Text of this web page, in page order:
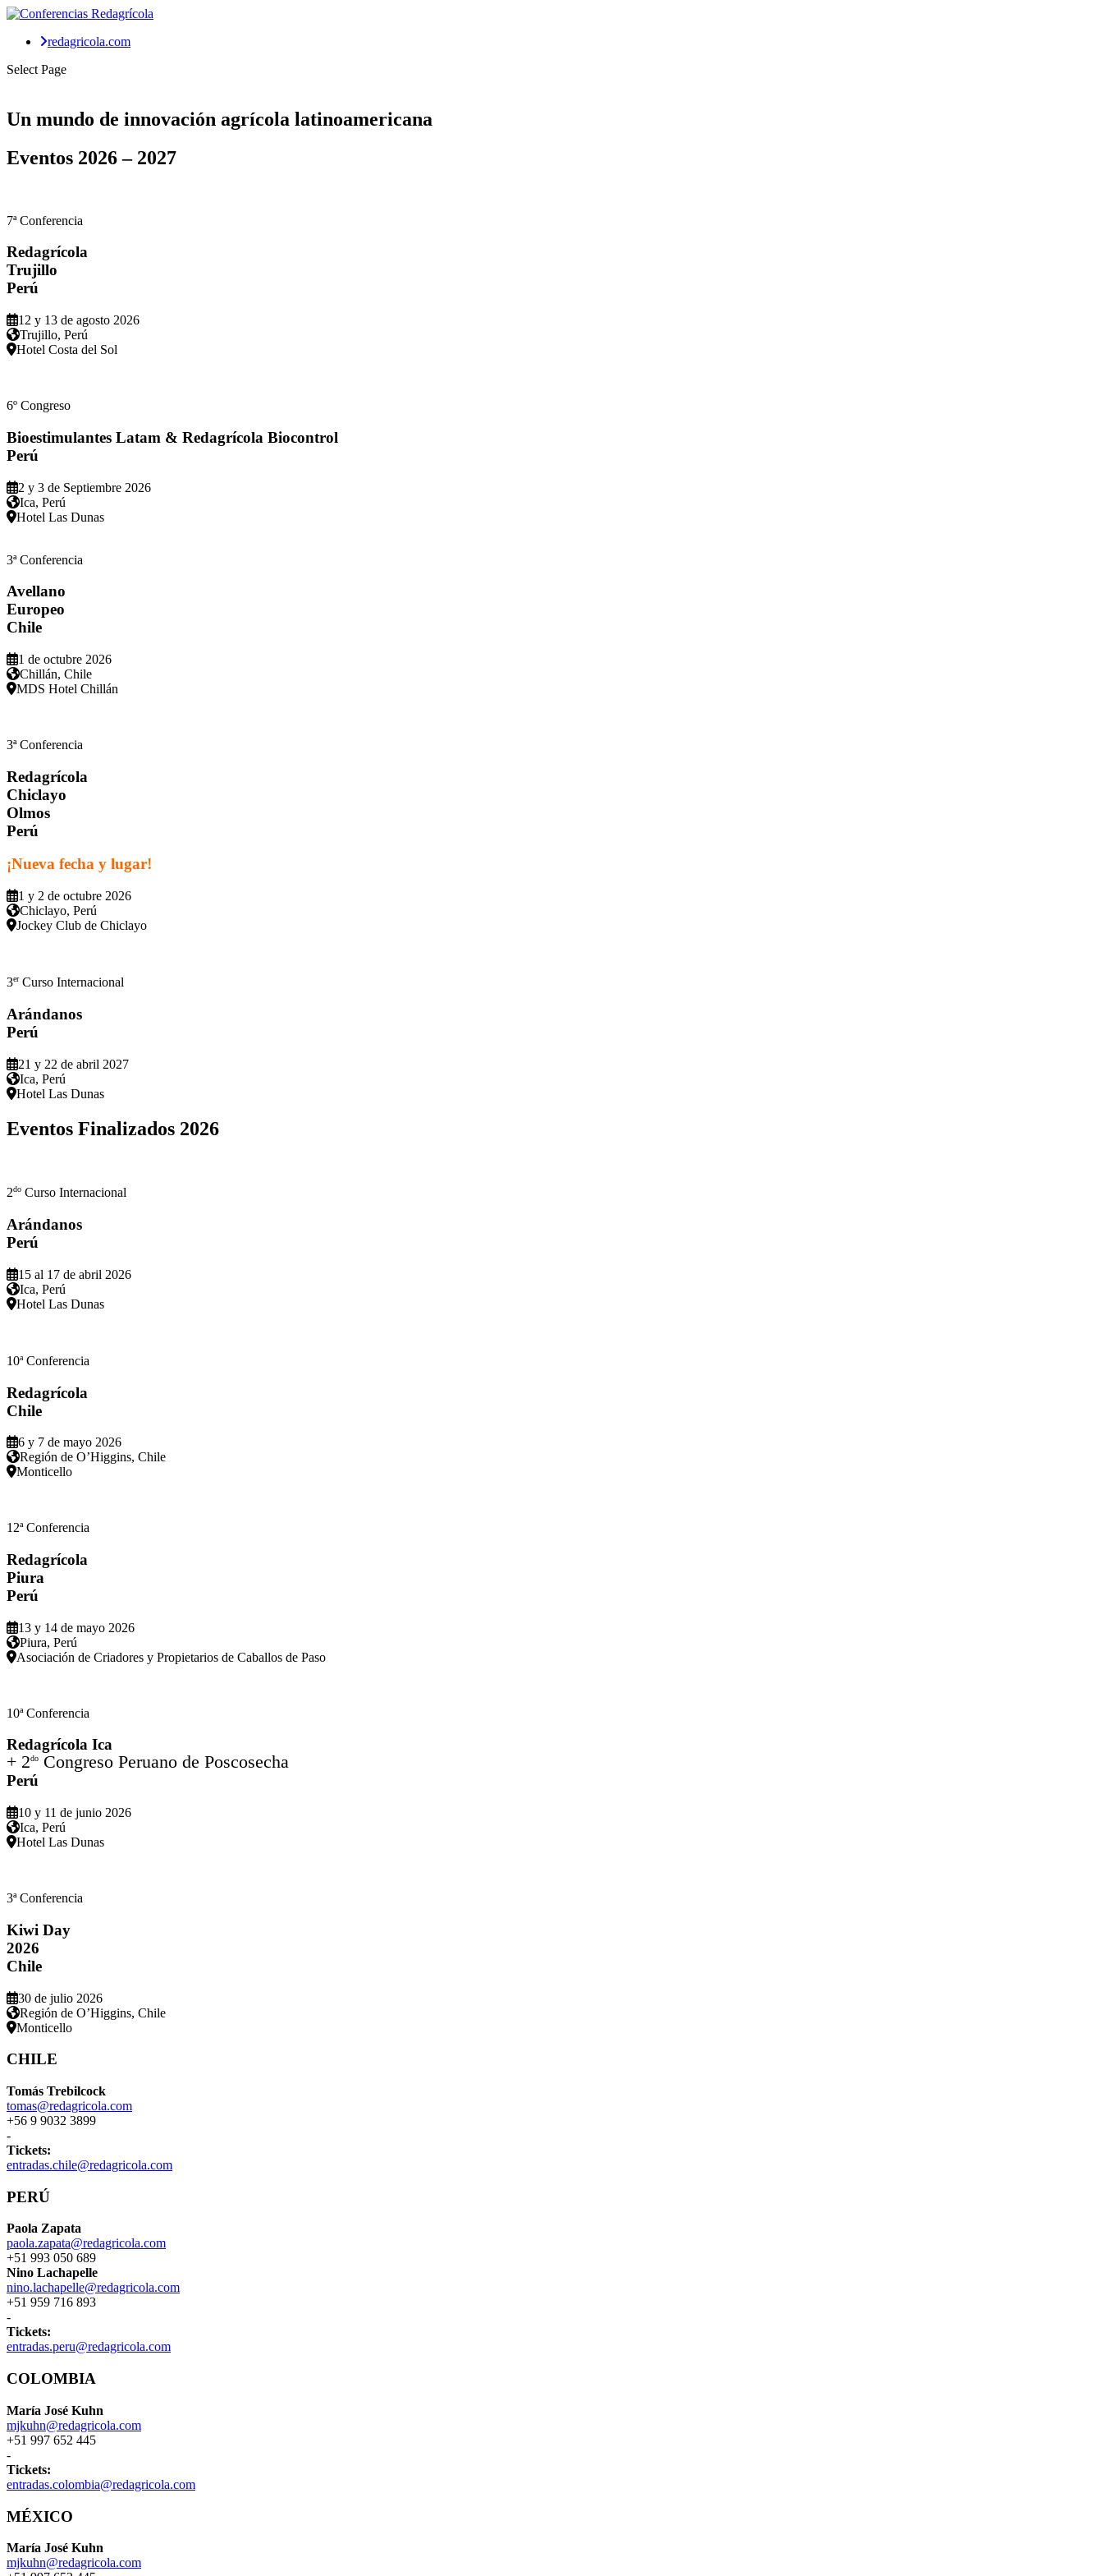
redagricola.com
Select Page
Un mundo de innovación agrícola latinoamericana
Eventos 2026 – 2027
7ª Conferencia
Redagrícola
Trujillo
Perú
12 y 13 de agosto 2026
Trujillo, Perú
Hotel Costa del Sol
6º Congreso
Bioestimulantes Latam & Redagrícola Biocontrol
Perú
2 y 3 de Septiembre 2026
Ica, Perú
Hotel Las Dunas
3ª Conferencia
Avellano
Europeo
Chile
1 de octubre 2026
Chillán, Chile
MDS Hotel Chillán
3ª Conferencia
Redagrícola
Chiclayo
Olmos
Perú
¡Nueva fecha y lugar!
1 y 2 de octubre 2026
Chiclayo, Perú
Jockey Club de Chiclayo
3erCurso Internacional
Arándanos
Perú
21 y 22 de abril 2027
Ica, Perú
Hotel Las Dunas
Eventos Finalizados 2026
2do Curso Internacional
Arándanos
Perú
15 al 17 de abril 2026
Ica, Perú
Hotel Las Dunas
10aConferencia
Redagrícola
Chile
6 y 7 de mayo 2026
Región de O’Higgins, Chile
Monticello
12ª Conferencia
Redagrícola
Piura
Perú
13 y 14 de mayo 2026
Piura, Perú
Asociación de Criadores y Propietarios de Caballos de Paso
10ª Conferencia
Redagrícola Ica
+ 2do Congreso Peruano de Poscosecha
Perú
10 y 11 de junio 2026
Ica, Perú
Hotel Las Dunas
3ª Conferencia
Kiwi Day
2026
Chile
30 de julio 2026
Región de O’Higgins, Chile
Monticello
CHILE
Tomás Trebilcock
tomas@redagricola.com
+56 9 9032 3899
-
Tickets:
entradas.chile@redagricola.com
PERÚ
Paola Zapata
paola.zapata@redagricola.com
+51 993 050 689
Nino Lachapelle
nino.lachapelle@redagricola.com
+51 959 716 893
-
Tickets:
entradas.peru@redagricola.com
COLOMBIA
María José Kuhn
mjkuhn@redagricola.com
+51 997 652 445
-
Tickets:
entradas.colombia@redagricola.com
MÉXICO
María José Kuhn
mjkuhn@redagricola.com